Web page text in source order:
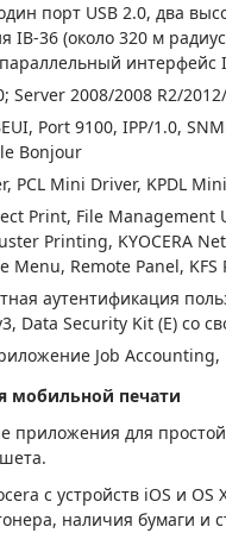
порт USB 2.0, два
IB-36 (около 320 м
интерфейс
2008/2008 R2/2012/
Port 9100, IPP/1.0,
Bonjour
PCL Mini Driver, KPDL
Print, File Management
Printing, KYOCERA
Remote Panel, KFS
аутентификация
Data Security Kit (E) со
Job
мобильной печати
приложения для
с устройств iOS и OS
наличия бумаги и